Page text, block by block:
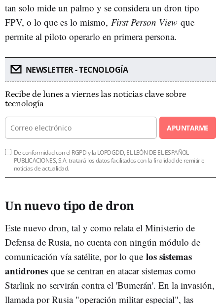
tan solo mide un palmo y se considera un dron tipo
FPV, o lo que es lo mismo, First Person View que
permite al piloto operarlo en primera persona.
NEWSLETTER - TECNOLOGÍA
Recibe de lunes a viernes las noticias clave sobre
tecnología
APUNTARME
De conformidad con el RGPD y la LOPDGDD, EL LEÓN DE EL ESPAÑOL
PUBLICACIONES, S.A. tratará los datos facilitados con la finalidad de remitirle
noticias de actualidad.
Un nuevo tipo de dron
Este nuevo dron, tal y como relata el Ministerio de
Defensa de Rusia, no cuenta con ningún módulo de
comunicación vía satélite, por lo que los sistemas
antidrones que se centran en atacar sistemas como
Starlink no servirán contra el 'Bumerán'. En la invasión,
llamada por Rusia "operación militar especial", las